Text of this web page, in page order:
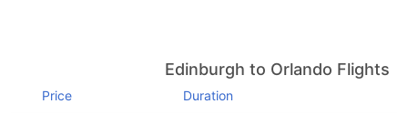
Edinburgh to Orlando Flights
Duration
Price